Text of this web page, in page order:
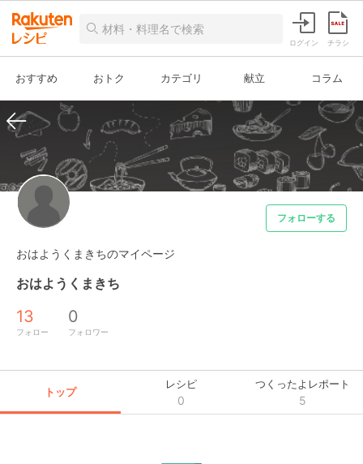
ログイン チラシ
おすすめ おトク カテゴリ 献立 コラム
フォローする
おはようくまきちのマイページ
おはようくまきち
13
フォロー
0
フォロワー
トップ
レシピ
0
つくったよレポート
5